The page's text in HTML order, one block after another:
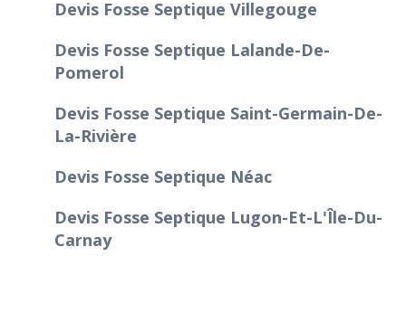
Devis Fosse Septique Villegouge
Devis Fosse Septique Lalande-De-
Pomerol
Devis Fosse Septique Saint-Germain-De-
La-Rivière
Devis Fosse Septique Néac
Devis Fosse Septique Lugon-Et-L'Île-Du-
Carnay